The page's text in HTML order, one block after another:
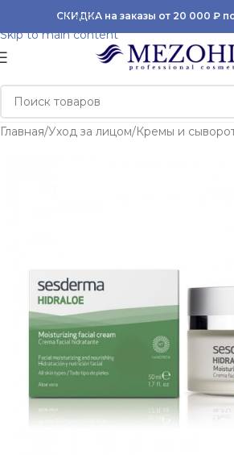
Skip to navigation
Skip to main content
СКИДКА на заказы от 20 000 ₽
Главная/Уход за лицом/Кремы и